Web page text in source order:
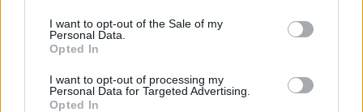
I want to opt-out of the Sale of my
Personal Data.
Opted In
I want to opt-out of processing my
Personal Data for Targeted Advertising.
Opted In
Πρωινή